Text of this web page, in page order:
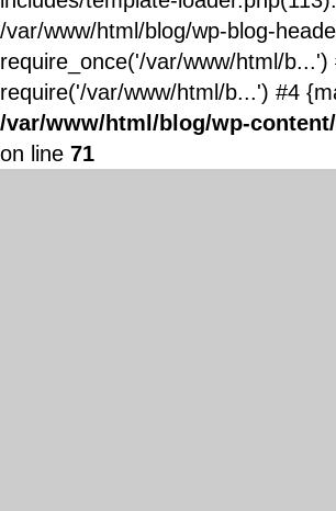
/var/www/html/blog/wp-blog-
require_once('/var/www/html/
require('/var/www/html/b...') #4
/var/www/html/blog/wp-
on line 71